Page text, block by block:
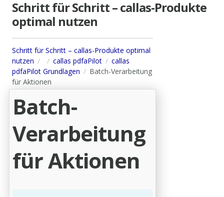
Schritt für Schritt – callas-Produkte
optimal nutzen
Schritt für Schritt – callas-Produkte optimal
nutzen
callas pdfaPilot
callas
pdfaPilot Grundlagen
Batch-Verarbeitung
für Aktionen
Batch-
Verarbeitung
für Aktionen